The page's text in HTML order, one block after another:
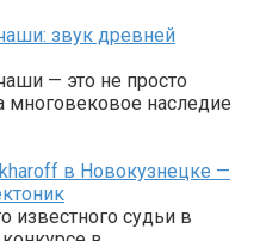
звук древней
— это не просто
наследие
в Новокузнецке —
известного судьи в